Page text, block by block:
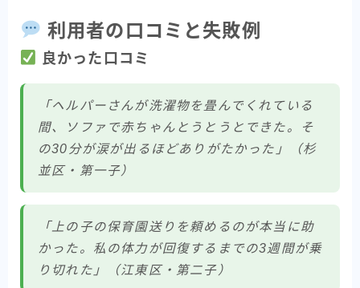
利用者の口コミと失敗例
良かった口コミ
「ヘルパーさんが洗濯物を畳んでくれている
間、ソファで赤ちゃんとうとうとできた。そ
の30分が涙が出るほどありがたかった」（杉
並区・第一子）
「上の子の保育園送りを頼めるのが本当に助
かった。私の体力が回復するまでの3週間が乗
り切れた」（江東区・第二子）